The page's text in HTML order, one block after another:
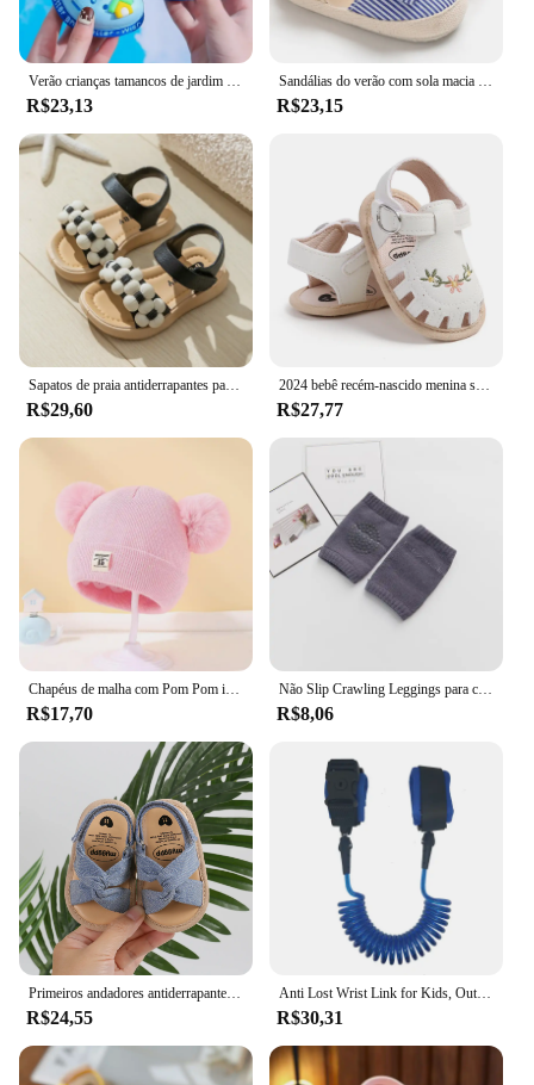
Verão crianças tamancos de jardim sapatos meninos e meninas sandália de praia crianças leve respirável bonito dos desenhos animados deslizamento chinelos do bebê
R$23,13
Sandálias do verão com sola macia para o bebê, sapatas confortáveis e leves, sapatas da lona com arco
R$23,15
Sapatos de praia antiderrapantes para crianças, sandálias de sola macia, baby sandals, banheiro, casa, meninos, meninas, verão, novo, 2022
R$29,60
2024 bebê recém-nascido menina sandálias verão bordado lazer confortável leve floral sola macia envoltório toe sandálias para 0-18m
R$27,77
Chapéus de malha com Pom Pom infantil, gorro monocromático, chapéu infantil, acessórios de bebê, meninos e meninas, outono e inverno
R$17,70
Não Slip Crawling Leggings para crianças, crianças, acessórios do bebê, Dot Knee Pads, protetor, joelheira de segurança, Leg Warmer, meninas, meninos, bebês
R$8,06
Primeiros andadores antiderrapantes para meninas infantis, sandálias de bebê, sapatos de nó arco, Princess Sole, sapatos de criança, 5 cores, novo produto, 2024
R$24,55
Anti Lost Wrist Link for Kids, Outdoor Walking, Travel Hand Belt Band, Toddler Leash, Safety Strap Rope, Child Wristband, Walking
R$30,31